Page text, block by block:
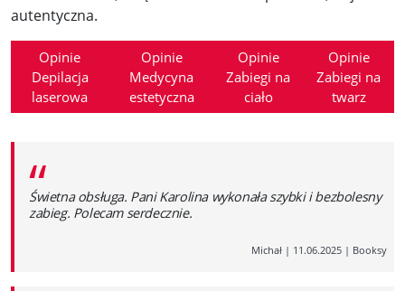
autentyczna.
Opinie
Depilacja
laserowa
Opinie
Medycyna
estetyczna
Opinie
Zabiegi na
ciało
Opinie
Zabiegi na
twarz
“
Świetna obsługa. Pani Karolina wykonała szybki i bezbolesny
zabieg. Polecam serdecznie.
Michał | 11.06.2025 | Booksy